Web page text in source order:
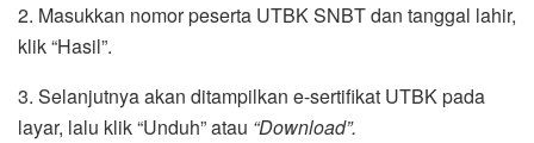
2. Masukkan nomor peserta UTBK SNBT dan tanggal lahir,
klik “Hasil”.
3. Selanjutnya akan ditampilkan e-sertifikat UTBK pada
layar, lalu klik “Unduh” atau “Download”.